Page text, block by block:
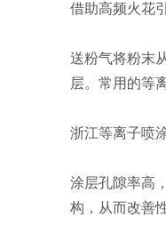
借助高频火花
送粉气将粉末
层。常用的等
浙江等离子喷
涂层孔隙率高
构，从而改善